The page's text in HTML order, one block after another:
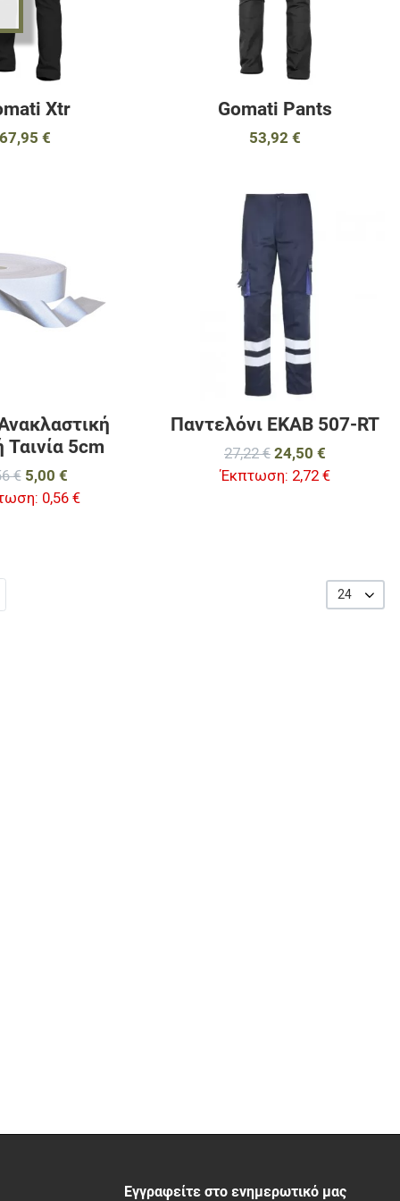
Xtr
67,95 €
Gomati Pants
53,92 €
Προσθήκη στα αγαπημένα
Προσθήκη για σύγκριση
5cm
€ 5,00 €
0,56 €
Παντελόνι ΕΚΑΒ 507-RT
27,22 € 24,50 €
Έκπτωση: 2,72 €
24
Εγγραφείτε στο ενημερωτικό μας